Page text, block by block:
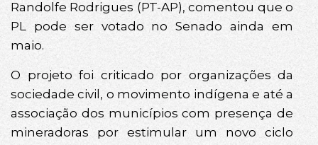
Randolfe Rodrigues (PT-AP), comentou que o
PL pode ser votado no Senado ainda em
maio.
O projeto foi criticado por organizações da
sociedade civil, o movimento indígena e até a
associação dos municípios com presença de
mineradoras por estimular um novo ciclo